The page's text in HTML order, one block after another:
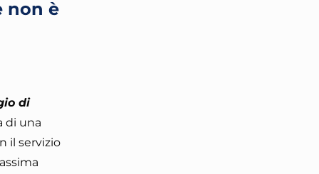
non è
di
di una
il servizio